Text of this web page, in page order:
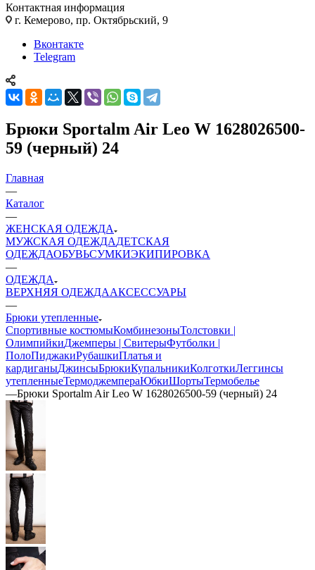
Контактная информация
г. Кемерово, пр. Октябрьский, 9
Вконтакте
Telegram
Брюки Sportalm Air Leo W 1628026500-
59 (черный) 24
Главная
—
Каталог
—
ЖЕНСКАЯ ОДЕЖДА
МУЖСКАЯ ОДЕЖДАДЕТСКАЯ
ОДЕЖДАОБУВЬСУМКИЭКИПИРОВКА
—
ОДЕЖДА
ВЕРХНЯЯ ОДЕЖДААКСЕССУАРЫ
—
Брюки утепленные
Спортивные костюмыКомбинезоныТолстовки |
ОлимпийкиДжемперы | СвитерыФутболки |
ПолоПиджакиРубашкиПлатья и
кардиганыДжинсыБрюкиКупальникиКолготкиЛеггинсы
утепленныеТермоджемпераЮбкиШортыТермобелье
—Брюки Sportalm Air Leo W 1628026500-59 (черный) 24